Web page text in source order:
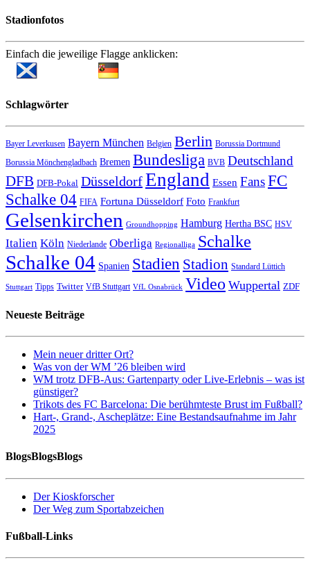
Stadionfotos
Einfach die jeweilige Flagge anklicken:
Schlagwörter
Bayer Leverkusen Bayern München Belgien Berlin Borussia Dortmund
Borussia Mönchengladbach Bremen Bundesliga BVB Deutschland
DFB DFB-Pokal DüsseldorfEngland Essen FansFC
Schalke 04 FIFA Fortuna Düsseldorf Foto Frankfurt
Gelsenkirchen Groundhopping Hamburg Hertha BSC HSV
Italien Köln Niederlande Oberliga Regionalliga Schalke
Schalke 04 Spanien Stadien Stadion Standard Lüttich
Stuttgart Tipps Twitter VfB Stuttgart VfL Osnabrück Video Wuppertal ZDF
Neueste Beiträge
Mein neuer dritter Ort?
Was von der WM ’26 bleiben wird
WM trotz DFB-Aus: Gartenparty oder Live-Erlebnis – was ist
günstiger?
Trikots des FC Barcelona: Die berühmteste Brust im Fußball?
Hart-, Grand-, Ascheplätze: Eine Bestandsaufnahme im Jahr
2025
BlogsBlogsBlogs
Der Kioskforscher
Der Weg zum Sportabzeichen
Fußball-Links